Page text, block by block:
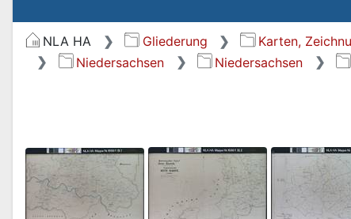
NLA HA Gliederung Karten,
Niedersachsen
Niedersachsen